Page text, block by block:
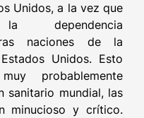
Unidos, a la vez que
dependencia
naciones de la
Unidos. Esto
probablemente
sanitario mundial, las
minucioso y crítico.